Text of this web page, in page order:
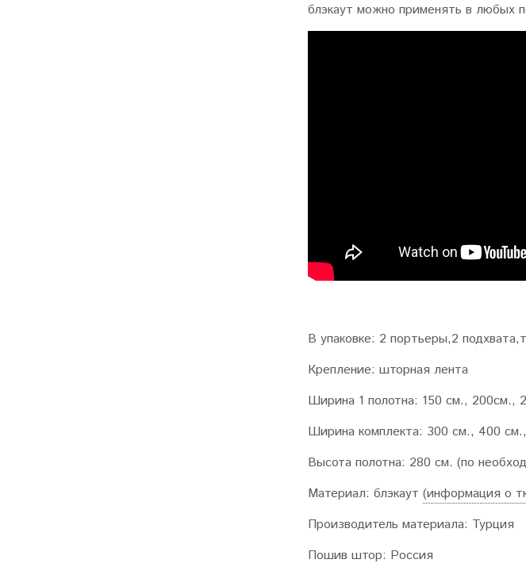
блэкаут можно применять в любых
В упаковке: 2 портьеры,2
Крепление: шторная лента
Ширина 1 полотна: 150 см., 200см.,
Ширина комплекта: 300 см., 400
Высота полотна: 280 см. (по
Материал: блэкаут (информация о
Производитель материала: Турция
Пошив штор: Россия